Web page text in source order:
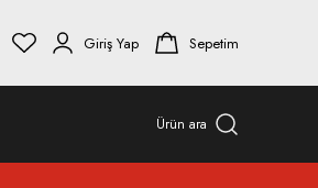
Giriş Yap Sepetim
Ürün ara